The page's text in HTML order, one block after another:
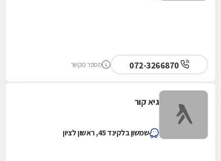
מספר מקשר
גיא קור
שמשון בלקינד 45, ראשון לציון